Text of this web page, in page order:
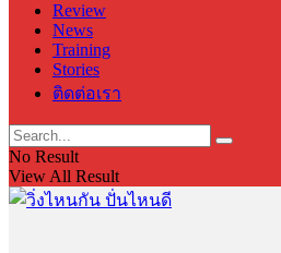
Review
News
Training
Stories
ติดต่อเรา
No Result
View All Result